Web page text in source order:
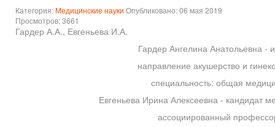
Категория: Медицинские науки Опубликовано: 06 мая 2019
Просмотров: 3661
Гардер А.А., Евгеньева И.А.
Гардер Ангелина Анатольевна -
направление акушерство и
специальность: общая
Евгеньева Ирина Алексеевна - кандидат
ассоциированный